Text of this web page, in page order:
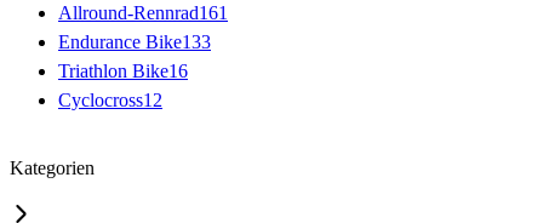
Allround-Rennrad161
Endurance Bike133
Triathlon Bike16
Cyclocross12
Kategorien